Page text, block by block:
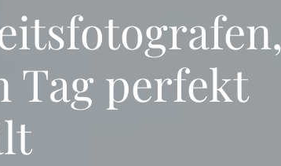
Tag perfekt